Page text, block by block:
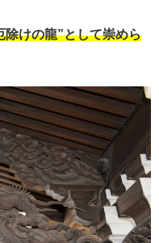
除けの龍”として崇めら